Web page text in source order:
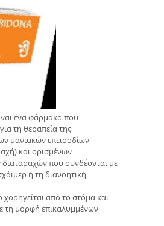
ένα φάρμακο που
τη θεραπεία της
μανιακών επεισοδίων
και ορισμένων
που συνδέονται με
ή τη διανοητική
από το στόμα και
τη μορφή επικαλυμμένων